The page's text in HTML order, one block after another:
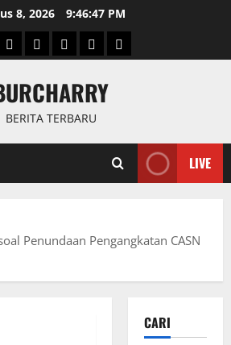
8, 2026 9:46:47 PM
NewsPolitikKeriminal
OlahragaInternasional
BERITA TERBARU
LIVE
Penundaan Pengangkatan CASN
CARI